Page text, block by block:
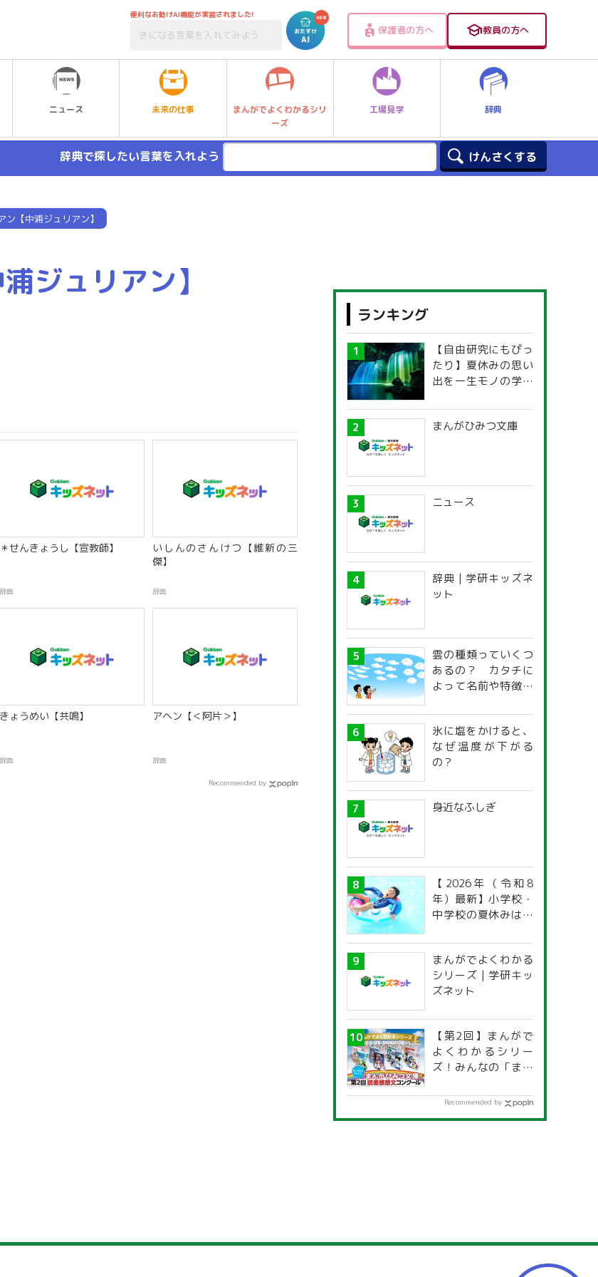
便利なお助けAI機能が実装されました!
保護者の方へ 教員の方へ
ニュース 未来の仕事
まんがでよくわかるシリ
ーズ
工場見学 辞典
辞典で探したい言葉を入れよう
ン【中浦ジュリアン】
ジュリアン】
＊せんきょうし【宣教師】
辞典
いしんのさんけつ【維新の三
傑】
辞典
きょうめい【共鳴】
辞典
アヘン【＜阿片＞】
辞典
Recommended by
ランキング
【自由研究にもぴっ
たり】夏休みの思い
出を一生モノの学び
探究ガイド
まんがひみつ文庫
ニュース
辞典 | 学研キッズネ
ット
雲の種類っていくつ
あるの？ カタチに
よって名前や特徴が
氷に塩をかけると、
なぜ温度が下がる
の？
身近なふしぎ
【2026年（令和8
年）最新】小学校・
中学校の夏休みはい
道府県別「夏季休暇
一覧」
まんがでよくわかる
シリーズ | 学研キッ
ズネット
【第2回】まんがで
よくわかるシリー
ズ！みんなの「まん
感想文コンクール
Recommended by